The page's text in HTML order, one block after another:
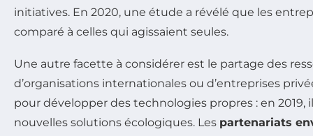
initiatives. En 2020, une étude a révélé que les
comparé à celles qui agissaient seules.
Une autre facette à considérer est le partage des
d’organisations internationales ou d’entreprises
pour développer des technologies propres : en
nouvelles solutions écologiques. Les partenariats